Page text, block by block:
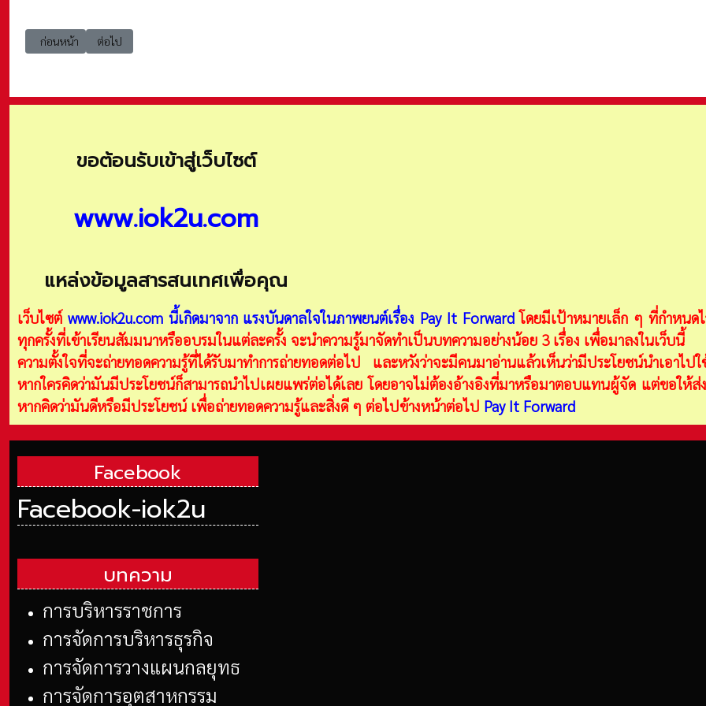
เนื้อหาก่อนหน้า: e-learning Thai MOOC สถาบันเทคโนโลยีพระจอมเกล้าเจ้าคุณทหารลาดกระบัง (KMITL) หลักสูตรน่าสนใจ 13 รายวิชา
ก่อนหน้า เนื้อหาถัดไป: e-learning tpqi-สถาบันคุณวุฒิวิชาชีพ (องค์การมหาชน)
ต่อไป
ขอต้อนรับเข้าสู่เว็บไซต์
www.iok2u.com
แหล่งข้อมูลสารสนเทศเพื่อคุณ
เว็บไซต์ www.iok2u.comนี้เกิดมาจาก แรงบันดาลใจในภาพยนต์เรื่อง Pay It Forwardโดยมีเป้าหมายเล็ก ๆ ที่กำหนดไ
ทุกครั้งที่เข้าเรียนสัมมนาหรืออบรมในแต่ละครั้ง จะนำความรู้มาจัดทำเป็นบทความอย่างน้อย 3 เรื่อง เพื่อมาลงในเว็บนี้
ความตั้งใจที่จะถ่ายทอดความรู้ที่ได้รับมาทำการถ่ายทอดต่อไป และหวังว่าจะมีคนมาอ่านแล้วเห็นว่ามีประโยชน์นำเอาไปใ
หากใครคิดว่ามันมีประโยชน์ก็สามารถนำไปเผยแพร่ต่อได้เลย โดยอาจไม่ต้องอ้างอิงที่มาหรือมาตอบแทนผู้จัด แต่ขอให้ส่
หากคิดว่ามันดีหรือมีประโยชน์ เพื่อถ่ายทอดความรู้และสิ่งดี ๆ ต่อไปข้างหน้าต่อไป Pay It Forward
Facebook
Facebook-iok2u
บทความ
การบริหารราชการ
การจัดการบริหารธุรกิจ
การจัดการวางแผนกลยุทธ
การจัดการอุตสาหกรรม